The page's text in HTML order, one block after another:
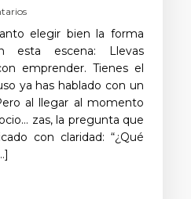
elegir bien la forma
esta escena: Llevas
emprender. Tienes el
ya has hablado con un
al llegar al momento
zas, la pregunta que
con claridad: “¿Qué